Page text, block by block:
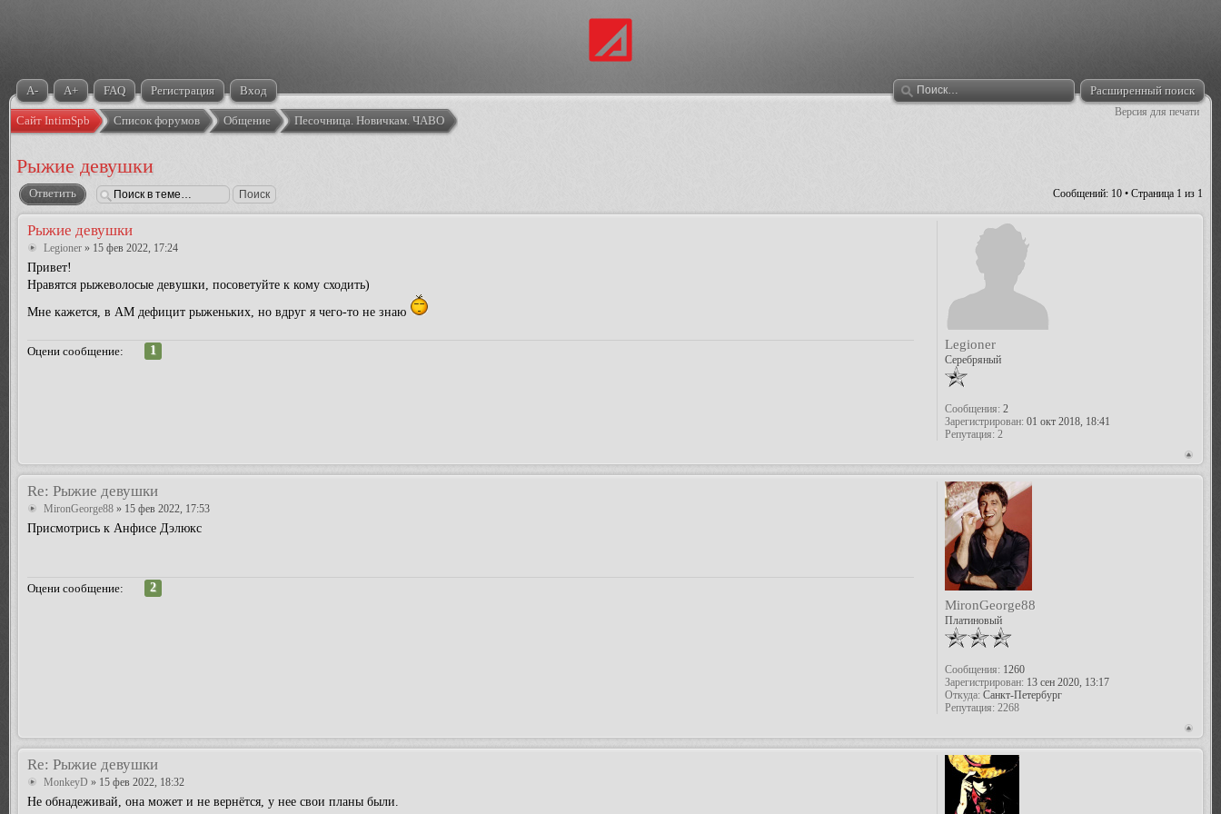
A- A+ FAQ Регистрация Вход Расширенный поиск
Версия для печати
Сайт IntimSpb Список форумов Общение Песочница. Новичкам. ЧАВО
Рыжие девушки
Ответить Сообщений: 10 • Страница 1 из 1
Рыжие девушки
Legioner » 15 фев 2022, 17:24
Привет!
Нравятся рыжеволосые девушки, посоветуйте к кому сходить)
Мне кажется, в АМ дефицит рыженьких, но вдруг я чего-то не знаю
Оцени сообщение: 1 Legioner
Серебряный
Сообщения:2
Зарегистрирован:01 окт 2018, 18:41
Репутация: 2
Re: Рыжие девушки
MironGeorge88 » 15 фев 2022, 17:53
Присмотрись к Анфисе Дэлюкс
Оцени сообщение: 2
MironGeorge88
Платиновый
Сообщения:1260
Зарегистрирован:13 сен 2020, 13:17
Откуда:Санкт-Петербург
Репутация: 2268
Re: Рыжие девушки
MonkeyD » 15 фев 2022, 18:32
Не обнадеживай, она может и не вернётся, у нее свои планы были.